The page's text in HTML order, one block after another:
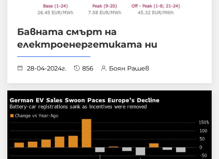
Бавната смърт на
електроенергетиката ни
28-04-2024г. 856 Боян Рашев